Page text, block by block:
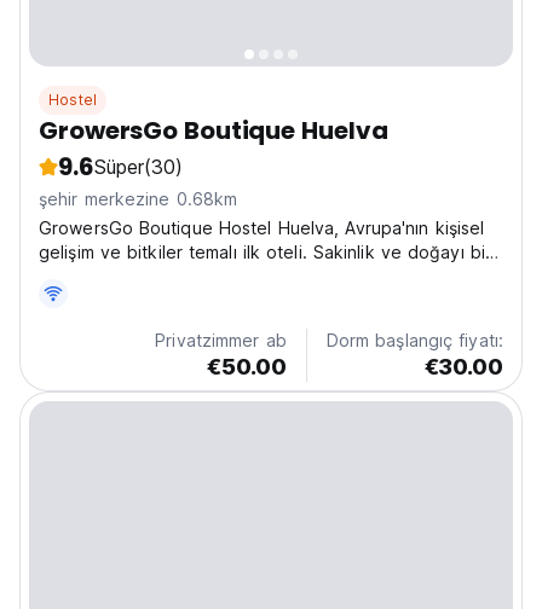
Hostel
GrowersGo Boutique Huelva
9.6Süper(30)
şehir merkezine 0.68km
GrowersGo Boutique Hostel Huelva, Avrupa'nın kişisel
gelişim ve bitkiler temalı ilk oteli. Sakinlik ve doğayı bir
özel bir deneyim sunuyor. Sevgi ve özenle tasarlanmış
butik otelimiz, rahatlama ve yenilenmeyi...
Privatzimmer ab
€50.00
Dorm başlangıç fiyatı:
€30.00